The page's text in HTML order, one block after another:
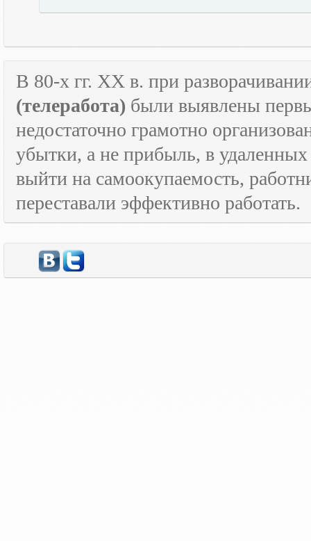
В 80-х гг. XX в. при
(телеработа) были выявлены
недостаточно грамотно
убытки, а не прибыль, в удаленных
выйти на самоокупаемость,
переставали эффективно работать.